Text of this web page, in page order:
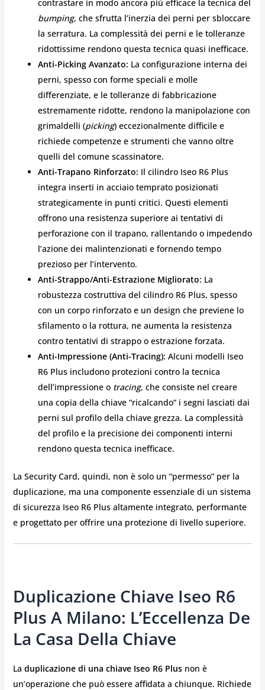
contrastare in modo ancora più efficace la tecnica del
bumping, che sfrutta l’inerzia dei perni per sbloccare
la serratura. La complessità dei perni e le tolleranze
ridottissime rendono questa tecnica quasi inefficace.
Anti-Picking Avanzato: La configurazione interna dei
perni, spesso con forme speciali e molle
differenziate, e le tolleranze di fabbricazione
estremamente ridotte, rendono la manipolazione con
grimaldelli (picking) eccezionalmente difficile e
richiede competenze e strumenti che vanno oltre
quelli del comune scassinatore.
Anti-Trapano Rinforzato: Il cilindro Iseo R6 Plus
integra inserti in acciaio temprato posizionati
strategicamente in punti critici. Questi elementi
offrono una resistenza superiore ai tentativi di
perforazione con il trapano, rallentando o impedendo
l’azione dei malintenzionati e fornendo tempo
prezioso per l’intervento.
Anti-Strappo/Anti-Estrazione Migliorato: La
robustezza costruttiva del cilindro R6 Plus, spesso
con un corpo rinforzato e un design che previene lo
sfilamento o la rottura, ne aumenta la resistenza
contro tentativi di strappo o estrazione forzata.
Anti-Impressione (Anti-Tracing): Alcuni modelli Iseo
R6 Plus includono protezioni contro la tecnica
dell’impressione o tracing, che consiste nel creare
una copia della chiave “ricalcando” i segni lasciati dai
perni sul profilo della chiave grezza. La complessità
del profilo e la precisione dei componenti interni
rendono questa tecnica inefficace.
La Security Card, quindi, non è solo un “permesso” per la
duplicazione, ma una componente essenziale di un sistema
di sicurezza Iseo R6 Plus altamente integrato, performante
e progettato per offrire una protezione di livello superiore.
Duplicazione Chiave Iseo R6
Plus A Milano: L’Eccellenza De
La Casa Della Chiave
La duplicazione di una chiave Iseo R6 Plusnon è
un’operazione che può essere affidata a chiunque. Richiede